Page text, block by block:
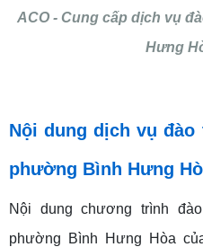
ACO - Cung cấp dịch vụ
Hưng
Nội dung dịch vụ
phường Bình Hưng
Nội dung chương trình
phường Bình Hưng Hòa